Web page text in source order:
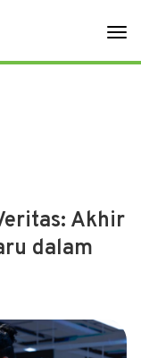
Akhir
dalam